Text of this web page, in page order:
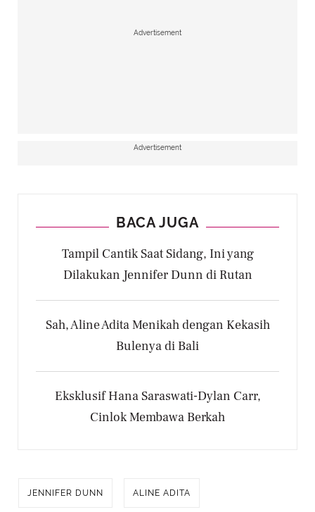
Advertisement
Advertisement
BACA JUGA
Tampil Cantik Saat Sidang, Ini yang
Dilakukan Jennifer Dunn di Rutan
Sah, Aline Adita Menikah dengan Kekasih
Bulenya di Bali
Eksklusif Hana Saraswati-Dylan Carr,
Cinlok Membawa Berkah
JENNIFER DUNN ALINE ADITA